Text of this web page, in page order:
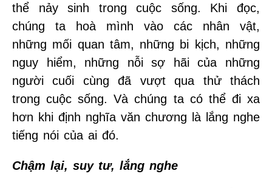
thể nảy sinh trong cuộc sống. Khi đọc,
chúng ta hoà mình vào các nhân vật,
những mối quan tâm, những bi kịch, những
nguy hiểm, những nỗi sợ hãi của những
người cuối cùng đã vượt qua thử thách
trong cuộc sống. Và chúng ta có thể đi xa
hơn khi định nghĩa văn chương là lắng nghe
tiếng nói của ai đó.
Chậm lại, suy tư, lắng nghe